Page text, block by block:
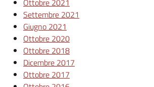
Ottobre 2021
Settembre 2021
Giugno 2021
Ottobre 2020
Ottobre 2018
Dicembre 2017
Ottobre 2017